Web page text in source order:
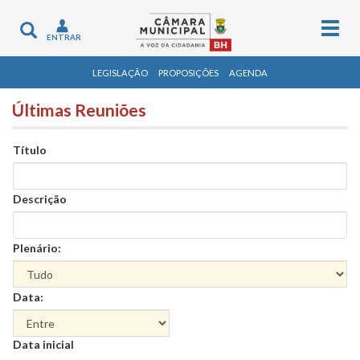
Toggle
navigation
ENTRAR
LEGISLAÇÃO PROPOSIÇÕES AGENDA
Últimas Reuniões
Título
Descrição
Plenário:
Data:
Data
Data inicial